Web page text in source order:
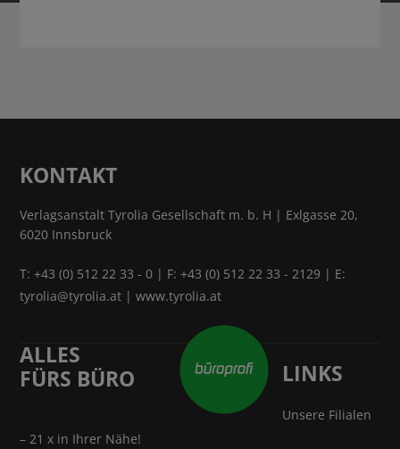
KONTAKT
Verlagsanstalt Tyrolia Gesellschaft m. b. H | Exlgasse 20,
6020 Innsbruck
T:+43 (0) 512 22 33 - 0 | F: +43 (0) 512 22 33 - 2129 | E:
tyrolia@tyrolia.at |www.tyrolia.at
ALLES
FÜRS BÜRO
LINKS
Unsere Filialen
– 21 x in Ihrer Nähe!